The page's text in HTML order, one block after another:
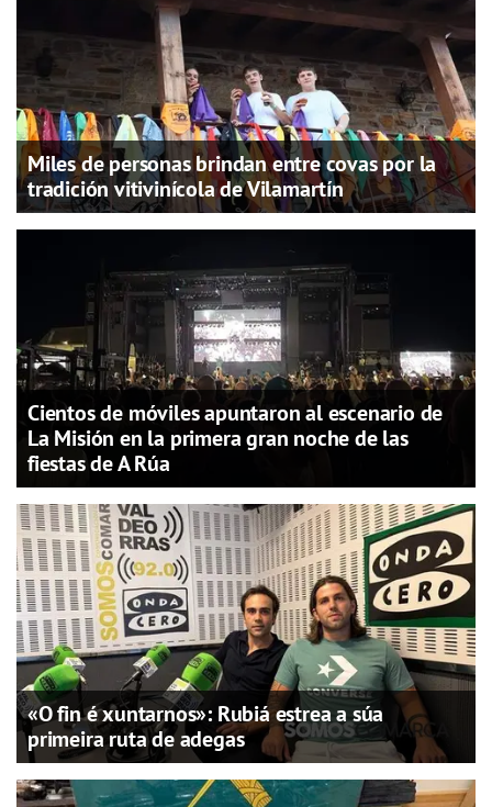
Miles de personas brindan entre covas por la
tradición vitivinícola de Vilamartín
Cientos de móviles apuntaron al escenario de
La Misión en la primera gran noche de las
fiestas de A Rúa
«O fin é xuntarnos»: Rubiá estrea a súa
primeira ruta de adegas